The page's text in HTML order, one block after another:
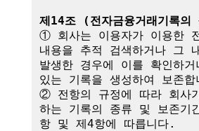
제14조 (전자금융거래기록
① 회사는 이용자가 이용한 전
내용을 추적 검색하거나 그
발생한 경우에 이를 확인하
있는 기록을 생성하여 보존합
② 전항의 규정에 따라 회사
하는 기록의 종류 및 보존기
항 및 제4항에 따릅니다.